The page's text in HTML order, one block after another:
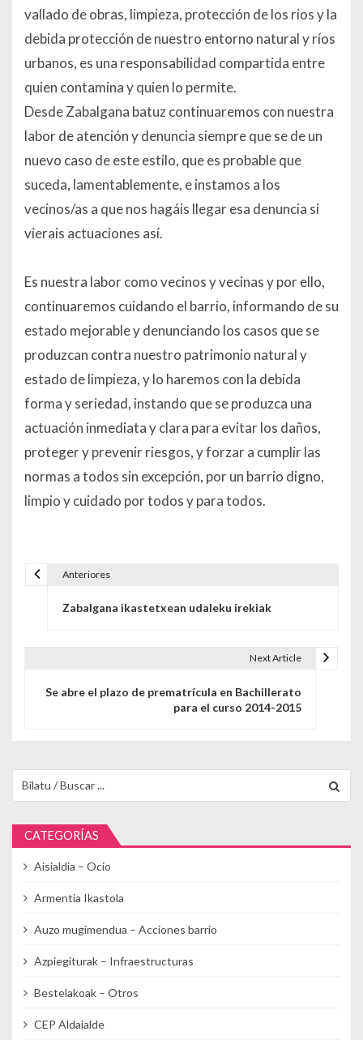
vallado de obras, limpieza, protección de los rios y la
debida protección de nuestro entorno natural y ríos
urbanos, es una responsabilidad compartida entre
quien contamina y quien lo permite.
Desde Zabalgana batuz continuaremos con nuestra
labor de atención y denuncia siempre que se de un
nuevo caso de este estilo, que es probable que
suceda, lamentablemente, e instamos a los
vecinos/as a que nos hagáis llegar esa denuncia si
vierais actuaciones así.
Es nuestra labor como vecinos y vecinas y por ello,
continuaremos cuidando el barrio, informando de su
estado mejorable y denunciando los casos que se
produzcan contra nuestro patrimonio natural y
estado de limpieza, y lo haremos con la debida
forma y seriedad, instando que se produzca una
actuación inmediata y clara para evitar los daños,
proteger y prevenir riesgos, y forzar a cumplir las
normas a todos sin excepción, por un barrio digno,
limpio y cuidado por todos y para todos.
Anteriores
Zabalgana ikastetxean udaleku irekiak
Next Article
Se abre el plazo de prematrícula en Bachillerato
para el curso 2014-2015
CATEGORÍAS
Aisialdia – Ocio
Armentia Ikastola
Auzo mugimendua – Acciones barrio
Azpiegiturak – Infraestructuras
Bestelakoak – Otros
CEP Aldaialde